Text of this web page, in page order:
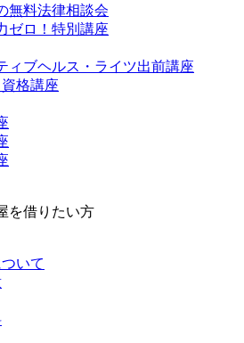
無料法律相談会
ゼロ！特別講座
ィブヘルス・ライツ出前講座
格講座
を借りたい方
いて